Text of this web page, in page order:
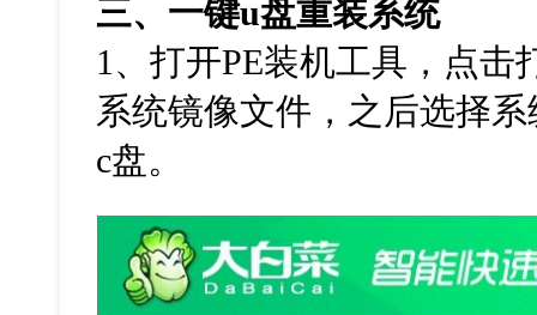
三、一键u盘重装系统
1 、打开PE装机工具，点击
系统镜像文件，之后选择
c盘。